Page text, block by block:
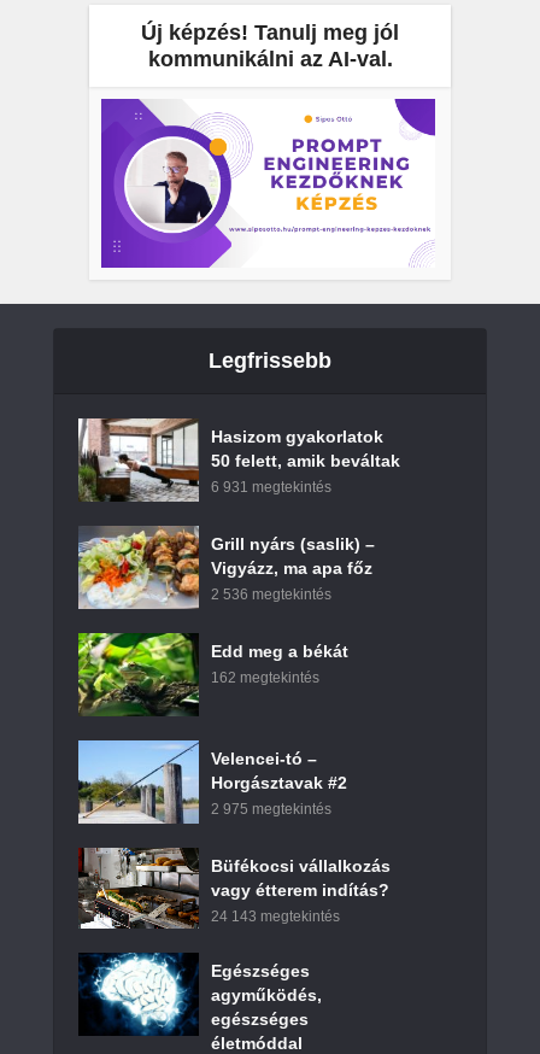
Új képzés! Tanulj meg jól
kommunikálni az AI-val.
Legfrissebb
Hasizom gyakorlatok
50 felett, amik beváltak
6 931 megtekintés
Grill nyárs (saslik) –
Vigyázz, ma apa főz
2 536 megtekintés
Edd meg a békát
162 megtekintés
Velencei-tó –
Horgásztavak #2
2 975 megtekintés
Büfékocsi vállalkozás
vagy étterem indítás?
24 143 megtekintés
Egészséges
agyműködés,
egészséges
életmóddal